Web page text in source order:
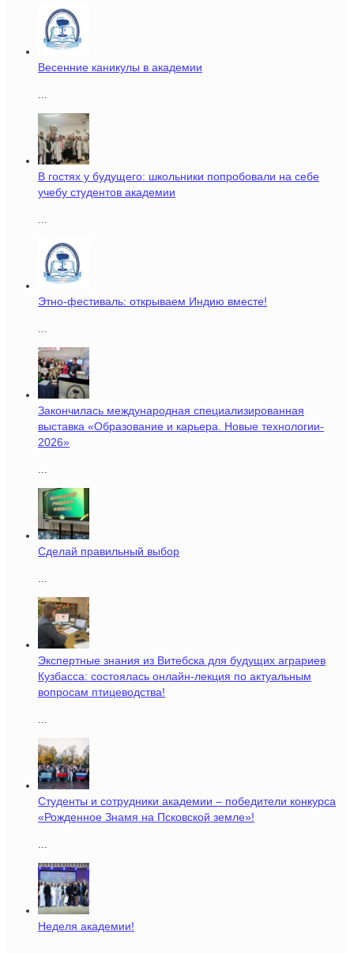
Весенние каникулы в академии
В гостях у будущего: школьники попробовали на себе
учебу студентов академии
Этно-фестиваль: открываем Индию вместе!
Закончилась международная специализированная
выставка «Образование и карьера. Новые технологии-
2026»
Сделай правильный выбор
Экспертные знания из Витебска для будущих аграриев
Кузбасса: состоялась онлайн-лекция по актуальным
вопросам птицеводства!
Студенты и сотрудники академии – победители конкурса
«Рожденное Знамя на Псковской земле»!
Неделя академии!